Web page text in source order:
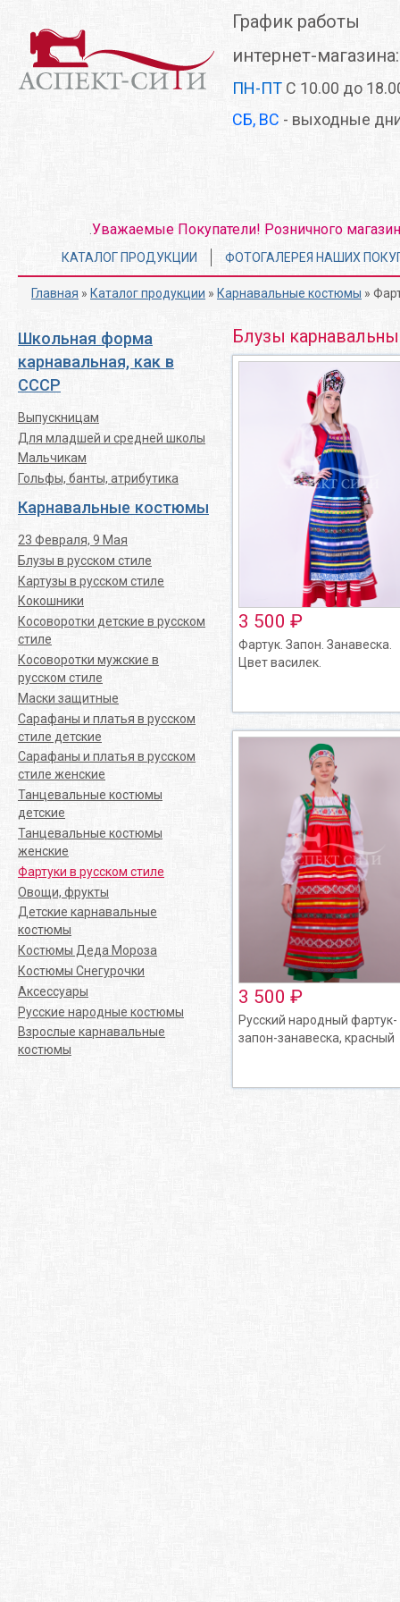
основному
содержанию
График работы
интернет-магазина:
ПН-ПТ С 10.00 до
СБ, ВС - выходные
Уважаемые Покупатели! Розничного
Главное
меню
КАТАЛОГ ПРОДУКЦИИ ФОТОГАЛЕРЕЯ НАШИХ
Главная » Каталог продукции » Карнавальные костюмы »
Школьная форма
карнавальная, как в
СССР
Выпускницам
Для младшей и средней школы
Мальчикам
Гольфы, банты, атрибутика
Карнавальные костюмы
23 Февраля, 9 Мая
Блузы в русском стиле
Картузы в русском стиле
Кокошники
Косоворотки детские в русском
стиле
Косоворотки мужские в
русском стиле
Маски защитные
Сарафаны и платья в русском
стиле детские
Сарафаны и платья в русском
стиле женские
Танцевальные костюмы
детские
Танцевальные костюмы
женские
Фартуки в русском стиле
Овощи, фрукты
Детские карнавальные
костюмы
Костюмы Деда Мороза
Костюмы Снегурочки
Аксессуары
Русские народные костюмы
Взрослые карнавальные
костюмы
Блузы
3 500 ₽
Фартук. Запон. Занавеска.
Цвет василек.
3 500 ₽
Русский народный фартук-
запон-занавеска, красный